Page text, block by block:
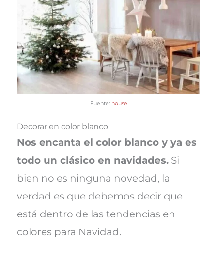
Fuente: house
Decorar en color blanco
Nos encanta el color blanco y ya es
todo un clásico en navidades.Si
bien no es ninguna novedad, la
verdad es que debemos decir que
está dentro de las tendencias en
colores para Navidad.